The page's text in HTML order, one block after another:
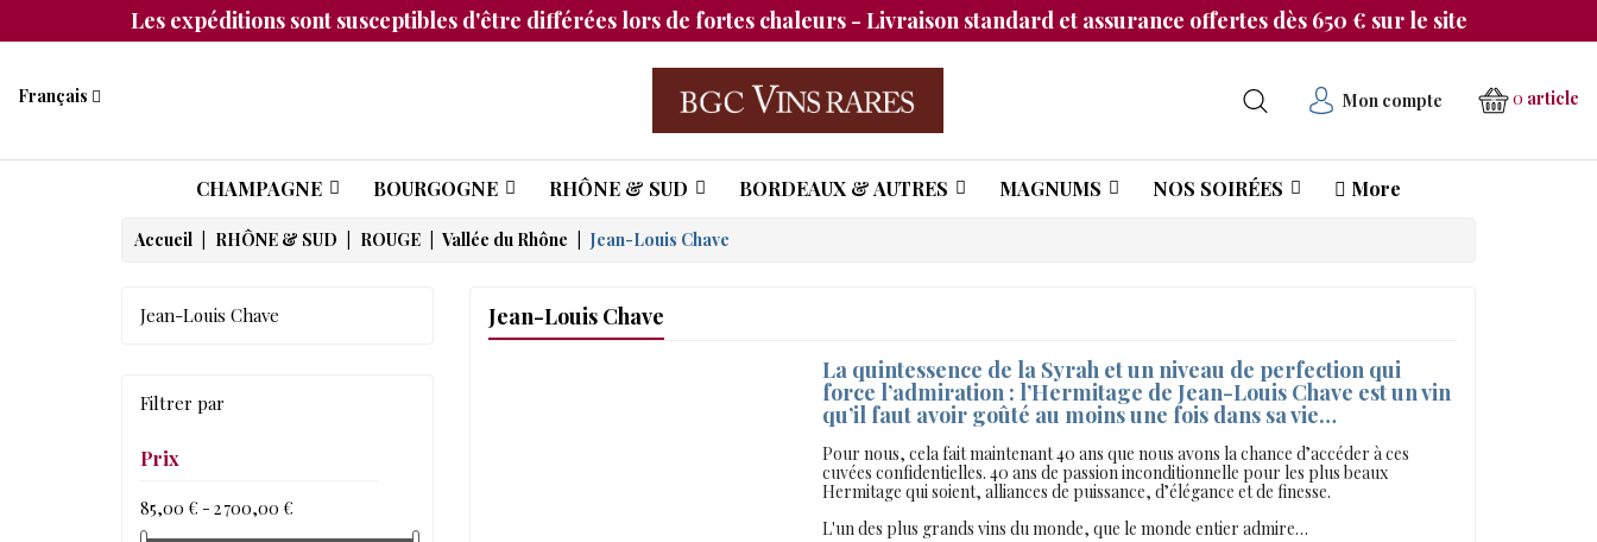
Les expéditions sont susceptibles d'être différées lors de fortes chaleurs - Livraison standard et assurance offertes dès 650 € sur le site
Français Mon compte 0 article
CHAMPAGNE BOURGOGNE RHÔNE & SUD BORDEAUX & AUTRES MAGNUMS NOS SOIRÉES More
Accueil RHÔNE & SUD ROUGE Vallée du Rhône Jean-Louis Chave
Jean-Louis Chave
Filtrer par
Prix
85,00 € - 2 700,00 €
Jean-Louis Chave
La quintessence de la Syrah et un niveau de perfection qui
force l’admiration : l’Hermitage de Jean-Louis Chave est un vin
qu’il faut avoir goûté au moins une fois dans sa vie…
Pour nous, cela fait maintenant 40 ans que nous avons la chance d’accéder à ces
cuvées confidentielles. 40 ans de passion inconditionnelle pour les plus beaux
Hermitage qui soient, alliances de puissance, d’élégance et de finesse.
L'un des plus grands vins du monde, que le monde entier admire…